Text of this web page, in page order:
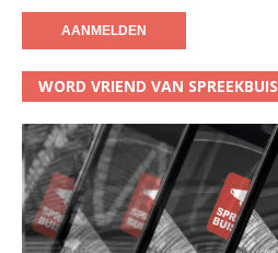
WORD VRIEND VAN SPREEKBUIS